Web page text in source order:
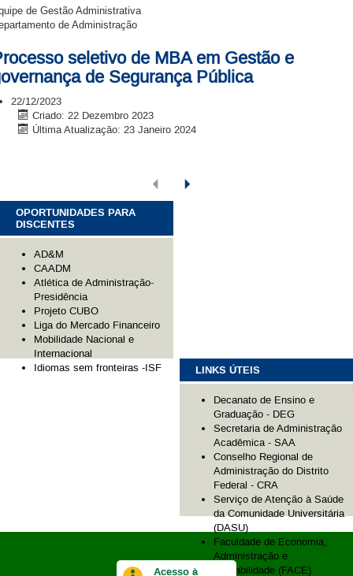
de Gestão Administrativa
de Administração
seletivo de MBA em Gestão e
de Segurança Pública
22/12/2023
Criado: 22 Dezembro 2023
Última Atualização: 23 Janeiro 2024
OPORTUNIDADES PARA
DISCENTES
AD&M
CAADM
Atlética de Administração-
Presidência
Projeto CUBO
Liga do Mercado Financeiro
Mobilidade Nacional e
Internacional
Idiomas sem fronteiras -ISF
LINKS ÚTEIS
Decanato de Ensino e
Graduação - DEG
Secretaria de Administração
Acadêmica - SAA
Conselho Regional de
Administração do Distrito
Federal - CRA
Serviço de Atenção à Saúde
da Comunidade Universitária
(DASU)
Faculdade de Economia,
Administração e
Contabilidade (FACE)
Acesso à